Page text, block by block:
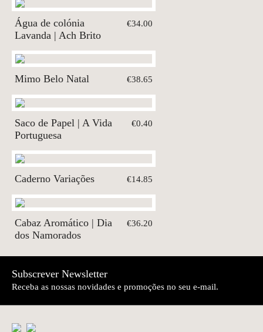
Água de colónia
Lavanda | Ach Brito
€34.00
Mimo Belo Natal €38.65
Saco de Papel | A Vida
Portuguesa
€0.40
Caderno Variações €14.85
Cabaz Aromático | Dia
dos Namorados
€36.20
Subscrever Newsletter
Receba as nossas novidades e promoções no seu e-mail.